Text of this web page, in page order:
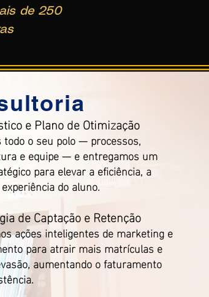
de 250
e Plano de Otimização
todo o seu polo — processos,
e equipe — e entregamos um
para elevar a eficiência, a
do aluno.
de Captação e Retenção
ações inteligentes de marketing e
para atrair mais matrículas e
aumentando o faturamento